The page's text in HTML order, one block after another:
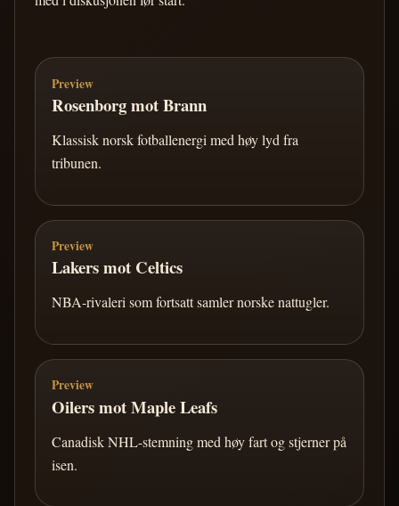
Preview
Rosenborg mot Brann
Klassisk norsk fotballenergi med høy lyd fra
tribunen.
Preview
Lakers mot Celtics
NBA-rivaleri som fortsatt samler norske nattugler.
Preview
Oilers mot Maple Leafs
Canadisk NHL-stemning med høy fart og stjerner på
isen.